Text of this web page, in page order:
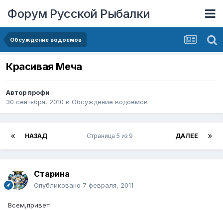
Форум Русской Рыбалки
Обсуждение водоемов
Красивая Меча
Автор профи
30 сентября, 2010 в Обсуждение водоемов
НАЗАД ДАЛЕЕ
Страница 5 из 9
Старина
Опубликовано 7 февраля, 2011
Всем,привет!